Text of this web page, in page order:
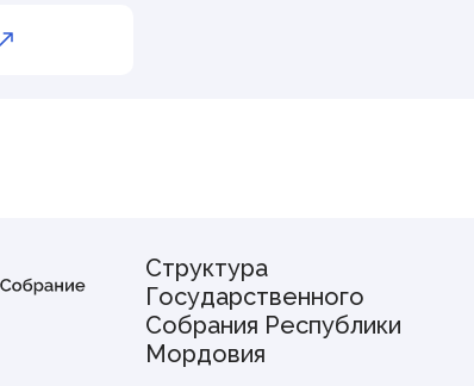
Структура
Государственного
Собрания Республики
Мордовия